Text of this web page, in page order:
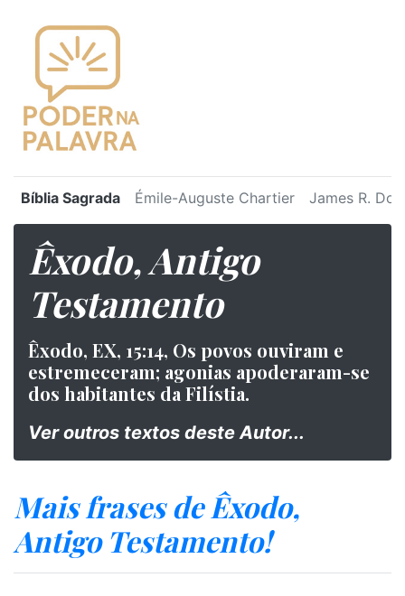
Bíblia Sagrada Émile-Auguste Chartier James R.
Êxodo, Antigo
Testamento
Êxodo, EX, 15:14, Os povos ouviram e
estremeceram; agonias apoderaram-se
dos habitantes da Filístia.
Ver outros textos deste Autor...
Mais frases de Êxodo,
Antigo Testamento!